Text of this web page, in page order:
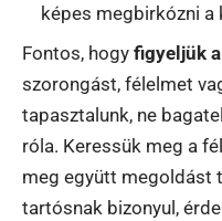
képes megbirkózni a
Fontos, hogy figyeljük
szorongást, félelmet
tapasztalunk, ne
róla. Keressük meg a
meg együtt megoldást
tartósnak bizonyul,